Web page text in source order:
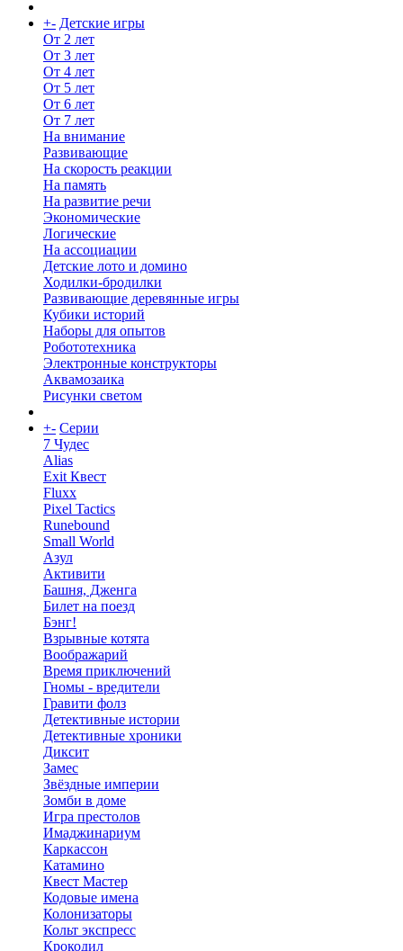
+- Детские игры
От 2 лет
От 3 лет
От 4 лет
От 5 лет
От 6 лет
От 7 лет
На внимание
Развивающие
На скорость реакции
На память
На развитие речи
Экономические
Логические
На ассоциации
Детские лото и домино
Ходилки-бродилки
Развивающие деревянные игры
Кубики историй
Наборы для опытов
Робототехника
Электронные конструкторы
Аквамозаика
Рисунки светом
+- Серии
7 Чудес
Alias
Exit Квест
Fluxx
Pixel Tactics
Runebound
Small World
Азул
Активити
Башня, Дженга
Билет на поезд
Бэнг!
Взрывные котята
Воображарий
Время приключений
Гномы - вредители
Гравити фолз
Детективные истории
Детективные хроники
Диксит
Замес
Звёздные империи
Зомби в доме
Игра престолов
Имаджинариум
Каркассон
Катамино
Квест Мастер
Кодовые имена
Колонизаторы
Кольт экспресс
Крокодил